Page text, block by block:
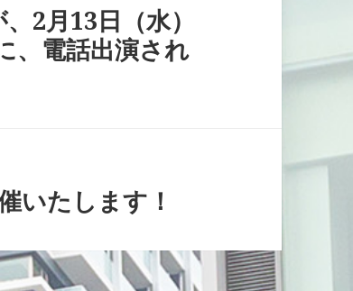
2月13日（水）
、電話出演され
いたします！